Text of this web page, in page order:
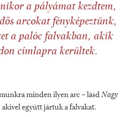
a pályámat kezdtem,
arcokat fényképeztünk,
a palóc falvakban, akik
címlapra kerültek.
minden ilyen arc – lásdNagy
együtt jártuk a falvakat.